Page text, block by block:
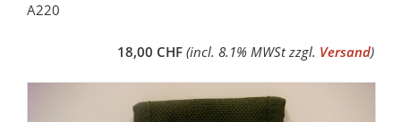
A220
18,00 CHF (incl. 8.1% MWSt zzgl. Versand)